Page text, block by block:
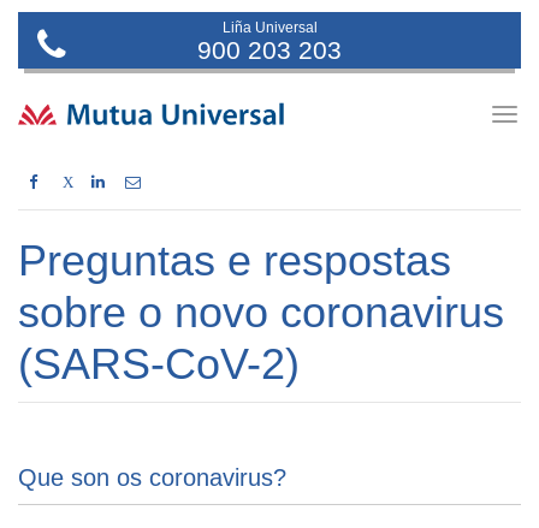
Liña Universal
900 203 203
X
Preguntas e respostas
sobre o novo coronavirus
(SARS-CoV-2)
Que son os coronavirus?